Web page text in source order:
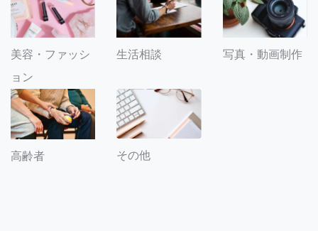
美容・ファッシ
ョン
生活相談 写真・動画制作
高齢者 その他